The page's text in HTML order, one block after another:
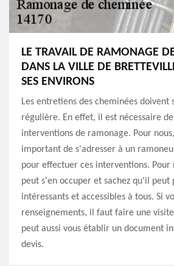
LE TRAVAIL DE RAMONAGE
DANS LA VILLE DE
SES ENVIRONS
Les entretiens des cheminées
régulière. En effet, il est nécessaire
interventions de ramonage. Pour
important de s'adresser à un
pour effectuer ces interventions. Pour
peut s'en occuper et sachez qu'il peut
intéressants et accessibles à tous. Si
renseignements, il faut faire une visite
peut aussi vous établir un document
devis.